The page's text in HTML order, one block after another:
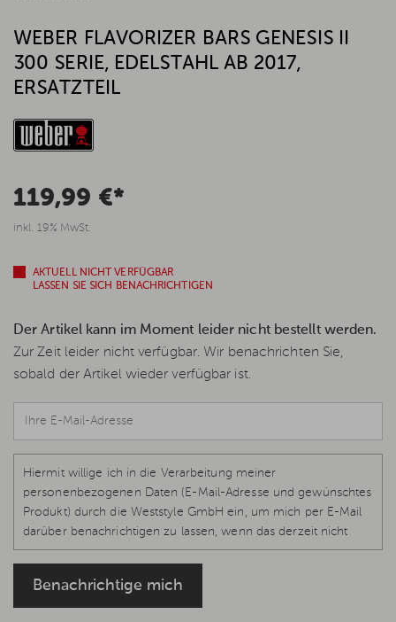
WEBER FLAVORIZER BARS GENESIS II
300 SERIE, EDELSTAHL AB 2017,
ERSATZTEIL
119,99 €*
inkl. 19% MwSt.
AKTUELL NICHT VERFÜGBAR
LASSEN SIE SICH BENACHRICHTIGEN
Der Artikel kann im Moment leider nicht bestellt werden.
Zur Zeit leider nicht verfügbar. Wir benachrichten Sie,
sobald der Artikel wieder verfügbar ist.
Hiermit willige ich in die Verarbeitung meiner
personenbezogenen Daten (E-Mail-Adresse und gewünschtes
Produkt) durch die Weststyle GmbH ein, um mich per E-Mail
darüber benachrichtigen zu lassen, wenn das derzeit nicht
verfügbare Produkt wieder vorrätig und lieferbar ist.
7 DS-GVO, welche jederzeit per E-Mail
widerrufen werden kann, um keine weiteren E-Mails zu
Benachrichtige mich